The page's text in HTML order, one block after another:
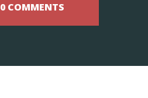
COMMENTS